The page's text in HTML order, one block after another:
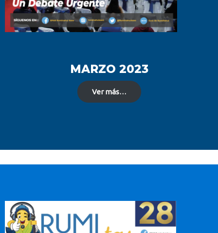
MARZO 2023
Ver más…